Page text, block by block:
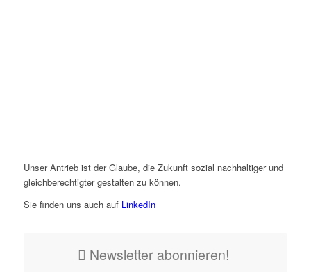
Unser Antrieb ist der Glaube, die Zukunft sozial nachhaltiger und
gleichberechtigter gestalten zu können.
Sie finden uns auch aufLinkedIn
Newsletter abonnieren!